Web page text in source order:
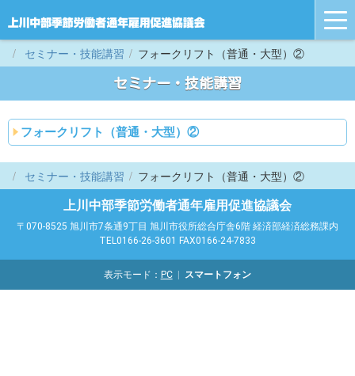
セミナー・技能講習 フォークリフト（普通・大型）②
セミナー・技能講習
フォークリフト（普通・大型）②
セミナー・技能講習 フォークリフト（普通・大型）②
上川中部季節労働者通年雇用促進協議会
〒070-8525 旭川市7条通9丁目 旭川市役所総合庁舎6階 経済部経済総務課内
TEL0166-26-3601 FAX0166-24-7833
表示モード： PC スマートフォン